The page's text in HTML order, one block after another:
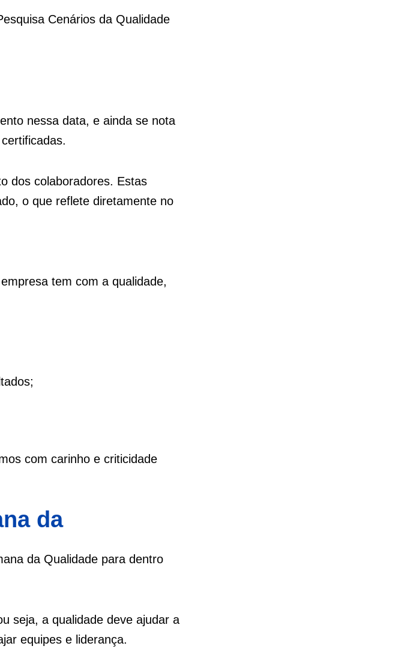
Cenários da Qualidade
nessa data, e ainda se nota
dos colaboradores. Estas
o que reflete diretamente no
tem com a qualidade,
com carinho e criticidade
da
da Qualidade para dentro
seja, a qualidade deve ajudar a
equipes e liderança.